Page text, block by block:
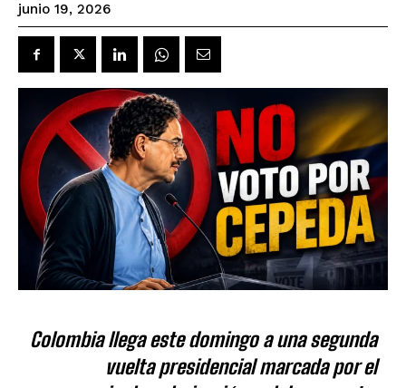
junio 19, 2026
Colombia llega este domingo a una segunda
vuelta presidencial marcada por el